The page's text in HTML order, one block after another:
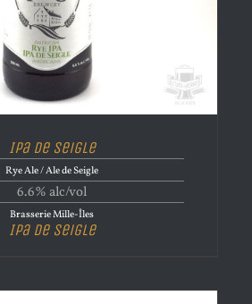
Ipa de Seigle
Rye Ale / Ale de Seigle
6.6% alc/vol
Brasserie Mille-Îles
Ipa de Seigle